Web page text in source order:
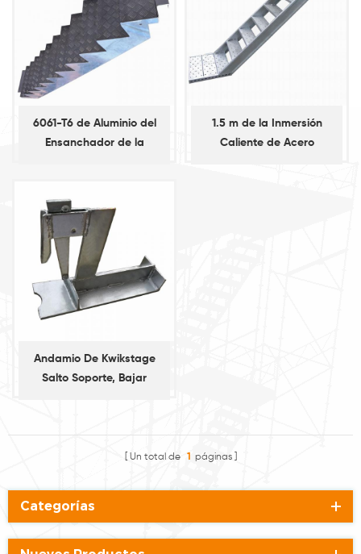
6061-T6 de Aluminio del
Ensanchador de la
de Andamios
1.5 m de la Inmersión
Caliente de Acero
Andamio De Kwikstage
Salto Soporte, Bajar
Un total de 1 páginas
Categorías